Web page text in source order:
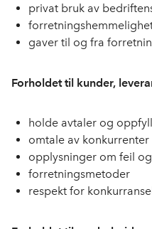
privat bruk av
gaver til og fra
Forholdet til kunder,
holde avtaler og
omtale av konkurrenter
opplysninger om feil
forretningsmetoder
respekt for